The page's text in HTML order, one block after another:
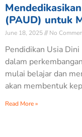
(PAUD) untuk
June 18, 2025 No
Pendidikan Usia
dalam
mulai belajar dan
akan membentuk
Read More »